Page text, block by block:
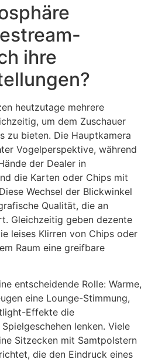
ihre
heutzutage mehrere
um dem Zuschauer
zu bieten. Die Hauptkamera
Vogelperspektive, während
der Dealer in
die Karten oder Chips mit
Wechsel der Blickwinkel
Qualität, die an
Gleichzeitig geben dezente
leises Klirren von Chips oder
Raum eine greifbare
entscheidende Rolle: Warme,
eine Lounge-Stimmung,
Effekte die
lenken. Viele
Sitzecken mit Samtpolstern
die den Eindruck eines